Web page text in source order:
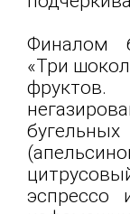
Финалом
«Три
эспрессо